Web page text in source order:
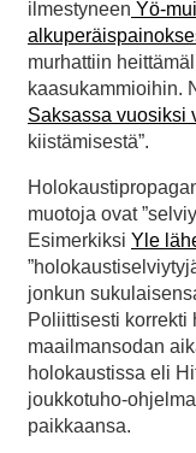
ilmestyneen Yö-
murhattiin
kaasukammioihin.
Saksassa vuosiksi
kiistämisestä”.
muotoja ovat
Esimerkiksi Yle
jonkun
Poliittisesti korrekti
maailmansodan
holokaustissa eli
joukkotuho-
paikkaansa.